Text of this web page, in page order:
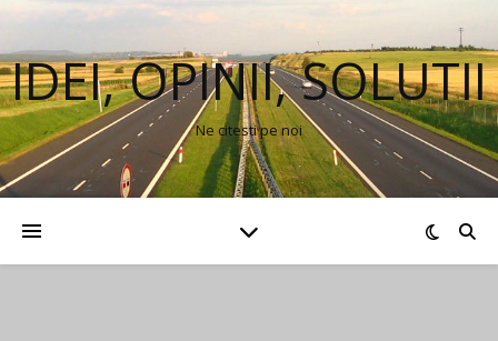
IDEI, OPINII, SOLUTII
Ne citesti pe noi